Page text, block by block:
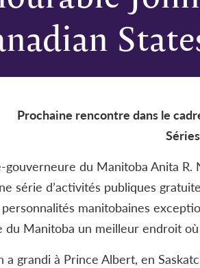
Prochaine rencontre dans le
gouverneure du Manitoba Anita
série d’activités publiques
manitobaines
du Manitoba un meilleur endroit
a grandi à Prince Albert, en